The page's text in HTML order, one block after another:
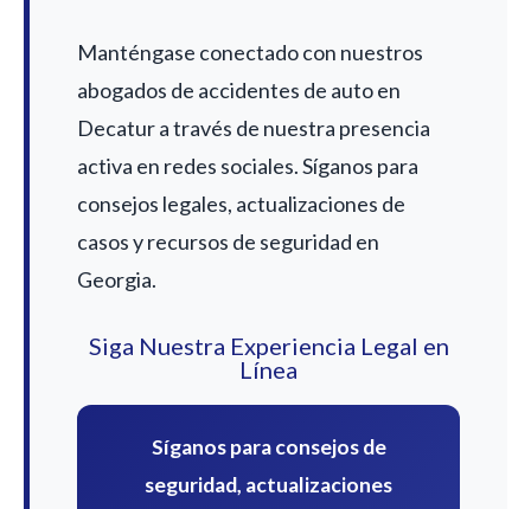
Manténgase conectado con nuestros
abogados de accidentes de auto en
Decatur a través de nuestra presencia
activa en redes sociales. Síganos para
consejos legales, actualizaciones de
casos y recursos de seguridad en
Georgia.
Siga Nuestra Experiencia Legal en
Línea
Síganos para consejos de
seguridad, actualizaciones